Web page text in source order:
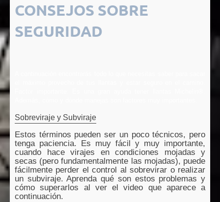
CONSEJOS SOBRE
SEGURIDAD
Sobreviraje y Subviraje
Estos términos pueden ser un poco técnicos, pero
tenga paciencia. Es muy fácil y muy importante,
cuando hace virajes en condiciones mojadas y
secas (pero fundamentalmente las mojadas), puede
fácilmente perder el control al sobrevirar o realizar
un subviraje. Aprenda qué son estos problemas y
cómo superarlos al ver el video que aparece a
continuación.